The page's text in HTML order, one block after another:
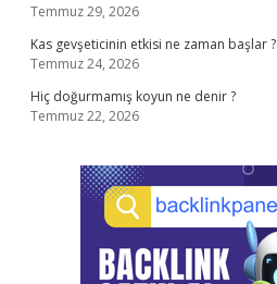
Temmuz 29, 2026
Kas gevşeticinin etkisi ne zaman başlar ?
Temmuz 24, 2026
Hiç doğurmamış koyun ne denir ?
Temmuz 22, 2026